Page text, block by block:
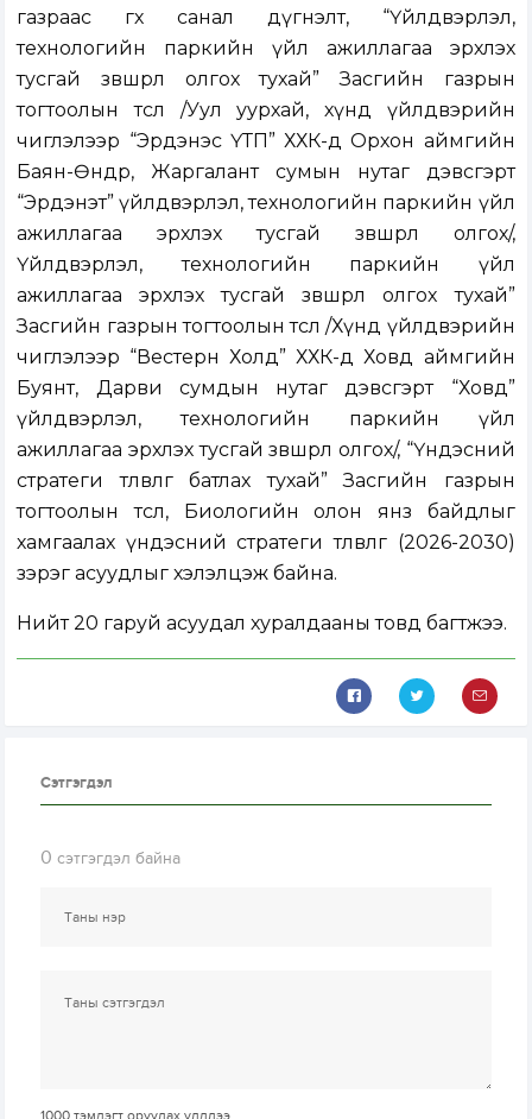
газраас өгөх санал дүгнэлт, “Үйлдвэрлэл,
технологийн паркийн үйл ажиллагаа эрхлэх
тусгай зөвшөөрөл олгох тухай” Засгийн газрын
тогтоолын төсөл /Уул уурхай, хүнд үйлдвэрийн
чиглэлээр “Эрдэнэс ҮТП” ХХК-д Орхон аймгийн
Баян-Өндөр, Жаргалант сумын нутаг дэвсгэрт
“Эрдэнэт” үйлдвэрлэл, технологийн паркийн үйл
ажиллагаа эрхлэх тусгай зөвшөөрөл олгох/,
Үйлдвэрлэл, технологийн паркийн үйл
ажиллагаа эрхлэх тусгай зөвшөөрөл олгох тухай”
Засгийн газрын тогтоолын төсөл /Хүнд үйлдвэрийн
чиглэлээр “Вестерн Холд” ХХК-д Ховд аймгийн
Буянт, Дарви сумдын нутаг дэвсгэрт “Ховд”
үйлдвэрлэл, технологийн паркийн үйл
ажиллагаа эрхлэх тусгай зөвшөөрөл олгох/, “Үндэсний
стратеги төлөвлөгөө батлах тухай” Засгийн газрын
тогтоолын төсөл, Биологийн олон янз байдлыг
хамгаалах үндэсний стратеги төлөвлөгөө (2026-2030)
зэрэг асуудлыг хэлэлцэж байна.
Нийт 20 гаруй асуудал хуралдааны товд багтжээ.
Сэтгэгдэл
0 сэтгэгдэл байна